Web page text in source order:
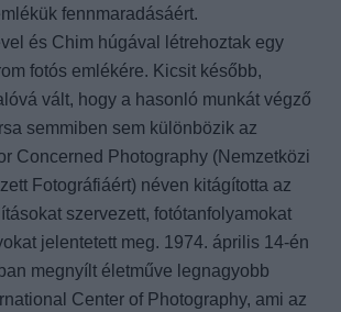
fennmaradásáért.
és Chim húgával létrehoztak egy
fotós emlékére. Kicsit később,
vált, hogy a hasonló munkát végző
semmiben sem különbözik az
Concerned Photography (Nemzetközi
Fotográfiáért) néven kitágította az
szervezett, fotótanfolyamokat
jelentetett meg. 1974. április 14-én
megnyílt életműve legnagyobb
Center of Photography, ami az